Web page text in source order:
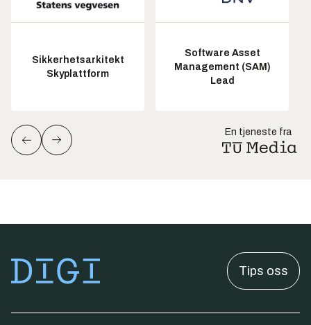
Sikkerhetsarkitekt
Skyplattform
Software Asset
Management (SAM)
Lead
En tjeneste fra
Tips oss